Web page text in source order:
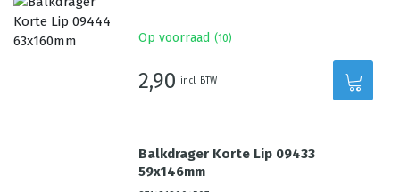
Op voorraad (10)
2,90 incl. BTW
Balkdrager Korte Lip 09433
59x146mm